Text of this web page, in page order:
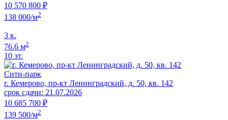
10 570 800 ₽
138 000/м2
3 к.
76.6 м2
10 эт.
Сити-парк
г. Кемерово, пр-кт Ленинградский, д. 50, кв. 142
срок сдачи: 21.07.2026
10 685 700 ₽
139 500/м2